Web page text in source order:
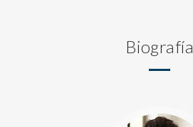
Biografía